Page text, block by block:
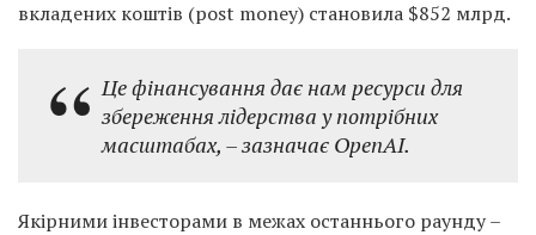
вкладених коштів (post money) становила $852 млрд.
Це фінансування дає нам ресурси для
збереження лідерства у потрібних
масштабах, – зазначає OpenAI.
Якірними інвесторами в межах останнього раунду –